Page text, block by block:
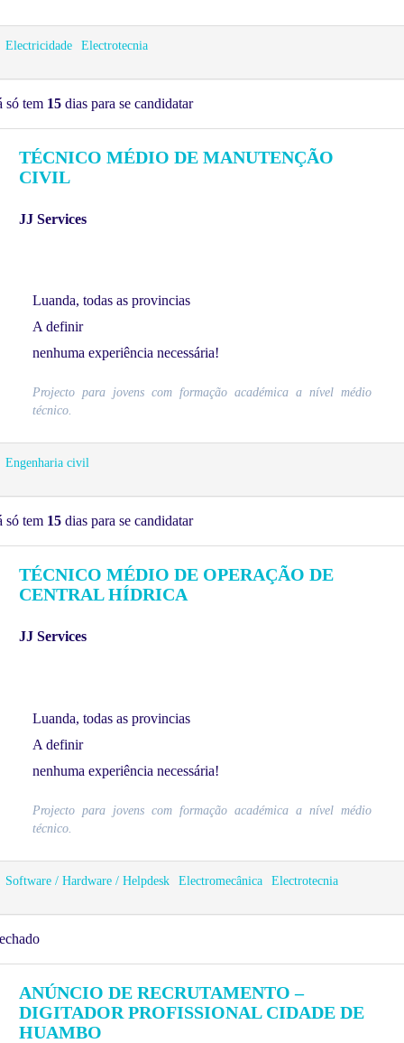
Electricidade Electrotecnia
só tem 15 dias para se candidatar
TÉCNICO MÉDIO DE MANUTENÇÃO
CIVIL
JJ Services
Luanda, todas as provincias
A definir
nenhuma experiência necessária!
Projecto para jovens com formação académica a nível médio
técnico.
Engenharia civil
só tem 15 dias para se candidatar
TÉCNICO MÉDIO DE OPERAÇÃO DE
CENTRAL HÍDRICA
JJ Services
Luanda, todas as provincias
A definir
nenhuma experiência necessária!
Projecto para jovens com formação académica a nível médio
técnico.
Software / Hardware / Helpdesk Electromecânica Electrotecnia
ANÚNCIO DE RECRUTAMENTO –
DIGITADOR PROFISSIONAL CIDADE DE
HUAMBO